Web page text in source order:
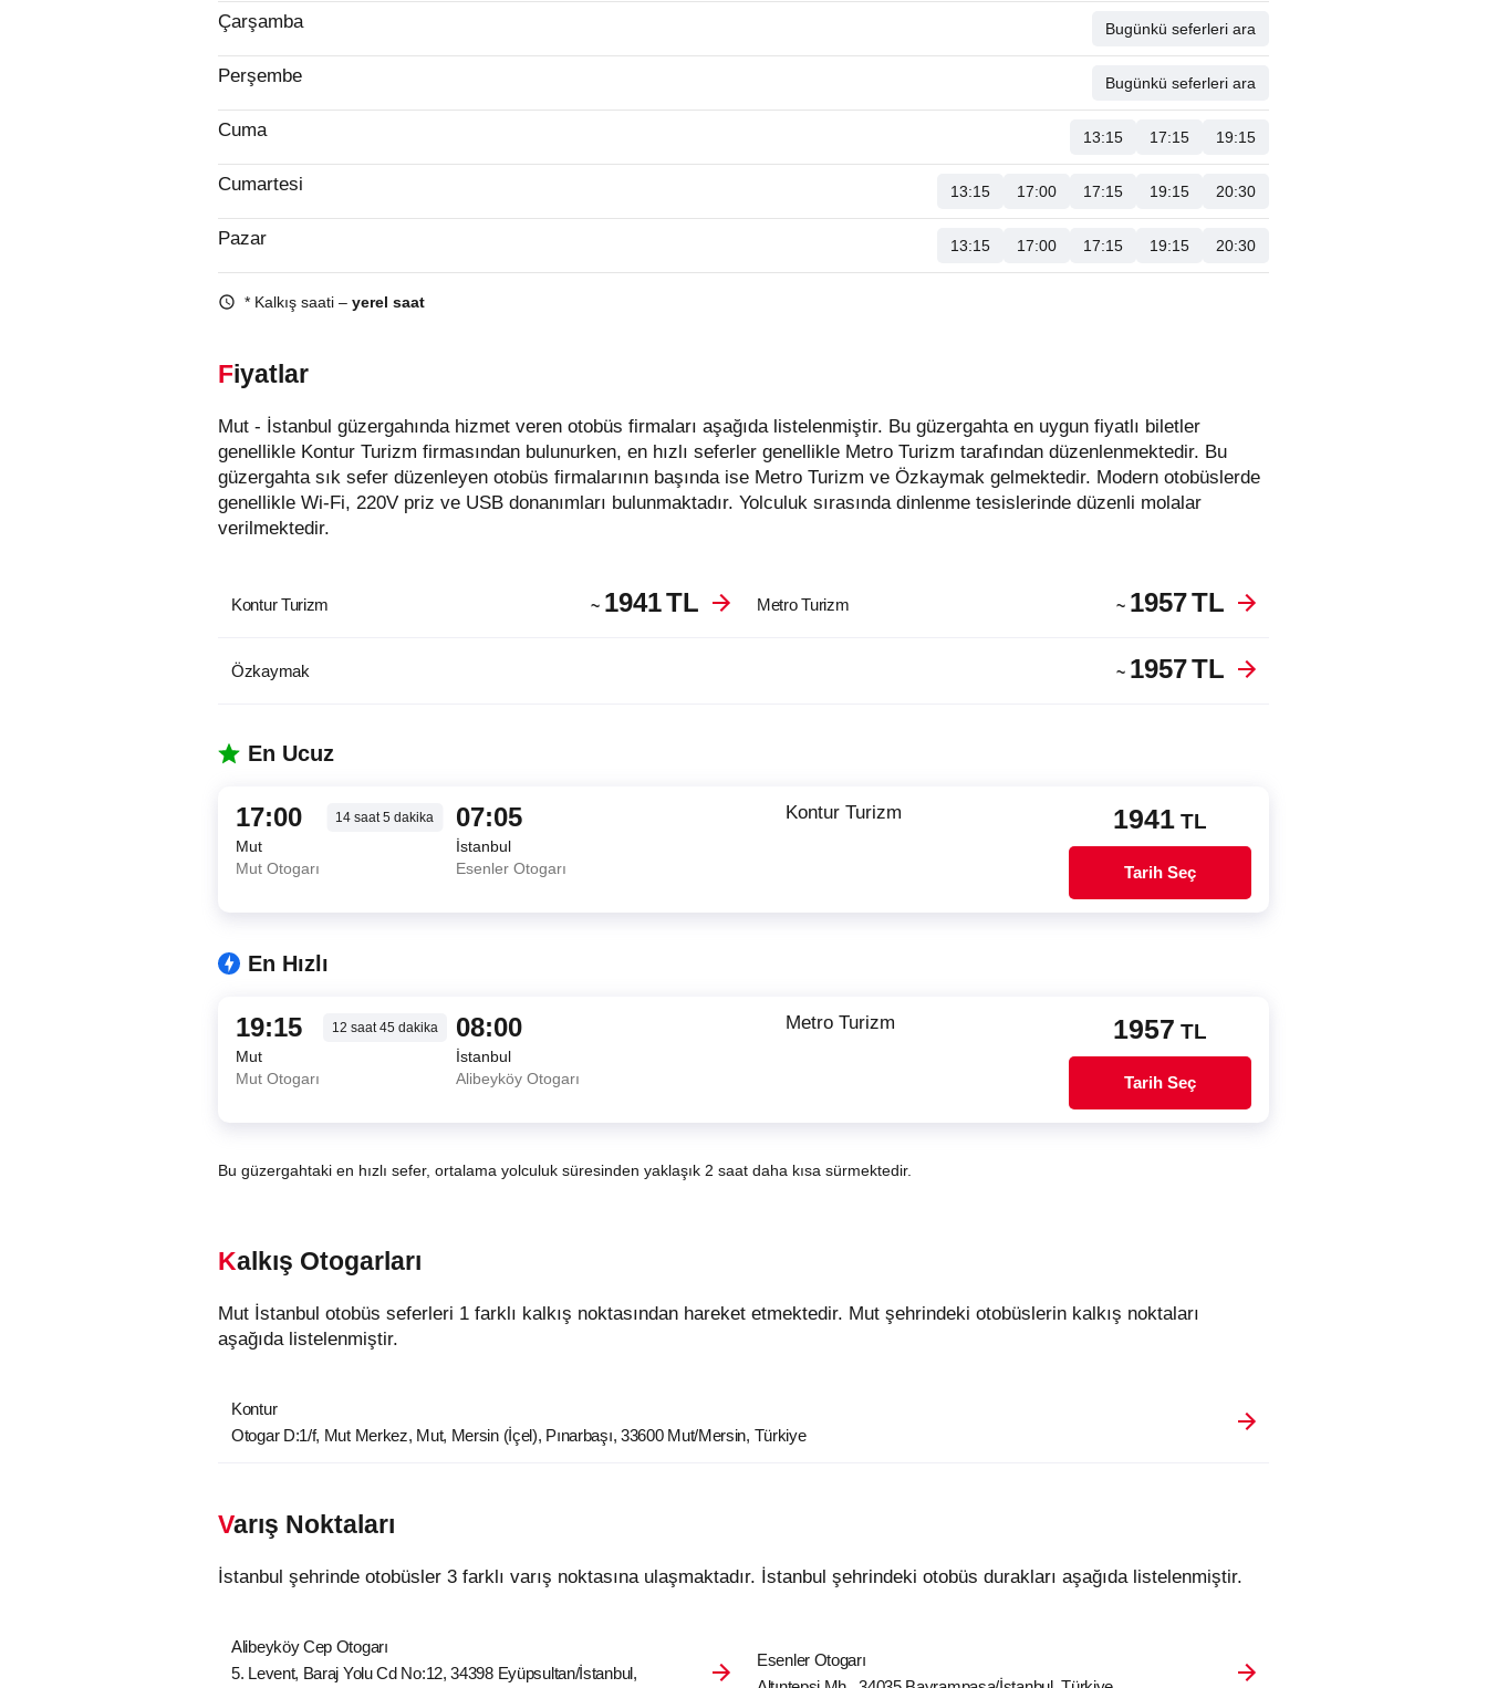
Çarşamba Bugünkü seferleri ara
Perşembe Bugünkü seferleri ara
Cuma 13:15 17:15 19:15
Cumartesi 13:15 17:00 17:15 19:15 20:30
Pazar 13:15 17:00 17:15 19:15 20:30
* Kalkış saati – yerel saat
Fiyatlar
Mut - İstanbul güzergahında hizmet veren otobüs firmaları aşağıda listelenmiştir. Bu güzergahta en uygun fiyatlı biletler
genellikle Kontur Turizm firmasından bulunurken, en hızlı seferler genellikle Metro Turizm tarafından düzenlenmektedir. Bu
güzergahta sık sefer düzenleyen otobüs firmalarının başında ise Metro Turizm ve Özkaymak gelmektedir. Modern otobüslerde
genellikle Wi-Fi, 220V priz ve USB donanımları bulunmaktadır. Yolculuk sırasında dinlenme tesislerinde düzenli molalar
verilmektedir.
Kontur Turizm ~ 1941TL Metro Turizm ~ 1957TL
Özkaymak ~ 1957TL
En Ucuz
17:00 14 saat5 dakika
Mut
Mut Otogarı
07:05
İstanbul
Esenler Otogarı
Kontur Turizm 1941 TL
Tarih Seç
En Hızlı
19:15 12 saat45dakika
Mut
Mut Otogarı
08:00
İstanbul
Alibeyköy Otogarı
Metro Turizm 1957 TL
Tarih Seç
Bu güzergahtaki en hızlı sefer, ortalama yolculuk süresinden yaklaşık 2 saat daha kısa sürmektedir.
Kalkış Otogarları
Mut İstanbul otobüs seferleri 1 farklı kalkış noktasından hareket etmektedir. Mut şehrindeki otobüslerin kalkış noktaları
aşağıda listelenmiştir.
Kontur
Otogar D:1/f, Mut Merkez, Mut, Mersin (İçel), Pınarbaşı, 33600 Mut/Mersin, Türkiye
Varış Noktaları
İstanbul şehrinde otobüsler 3 farklı varış noktasına ulaşmaktadır. İstanbul şehrindeki otobüs durakları aşağıda listelenmiştir.
Alibeyköy Cep Otogarı
5. Levent, Baraj Yolu Cd No:12, 34398 Eyüpsultan/İstanbul,
Esenler Otogarı